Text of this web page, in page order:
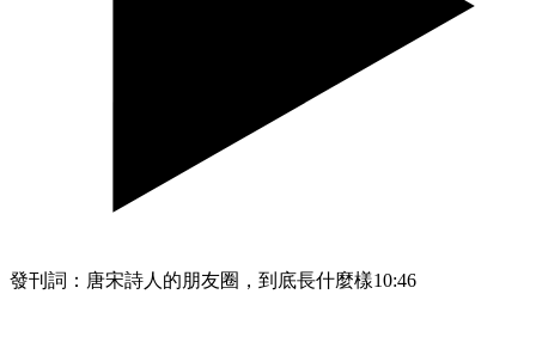
發刊詞：唐宋詩人的朋友圈，到底長什麼樣10:46